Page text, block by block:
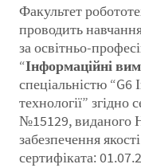
Факультет
проводить
за освітньо-
“Інформаційні
спеціальністю
технології”
№15129, виданого
забезпечення
сертифіката: